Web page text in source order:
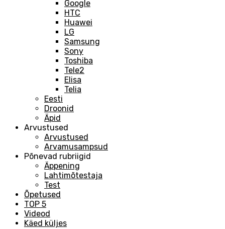
Google
HTC
Huawei
LG
Samsung
Sony
Toshiba
Tele2
Elisa
Telia
Eesti
Droonid
Äpid
Arvustused
Arvustused
Arvamusampsud
Põnevad rubriigid
Äppening
Lahtimõtestaja
Test
Õpetused
TOP 5
Videod
Käed küljes